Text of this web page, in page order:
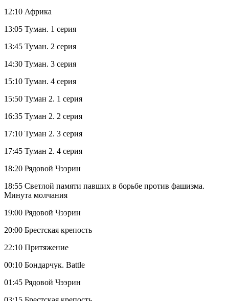
12:10 Африка
13:05 Туман. 1 серия
13:45 Туман. 2 серия
14:30 Туман. 3 серия
15:10 Туман. 4 серия
15:50 Туман 2. 1 серия
16:35 Туман 2. 2 серия
17:10 Туман 2. 3 серия
17:45 Туман 2. 4 серия
18:20 Рядовой Чээрин
18:55 Светлой памяти павших в борьбе против фашизма.
Минута молчания
19:00 Рядовой Чээрин
20:00 Брестская крепость
22:10 Притяжение
00:10 Бондарчук. Battle
01:45 Рядовой Чээрин